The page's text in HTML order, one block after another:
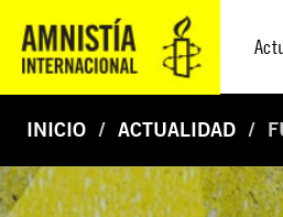
INICIO ACTUALIDAD